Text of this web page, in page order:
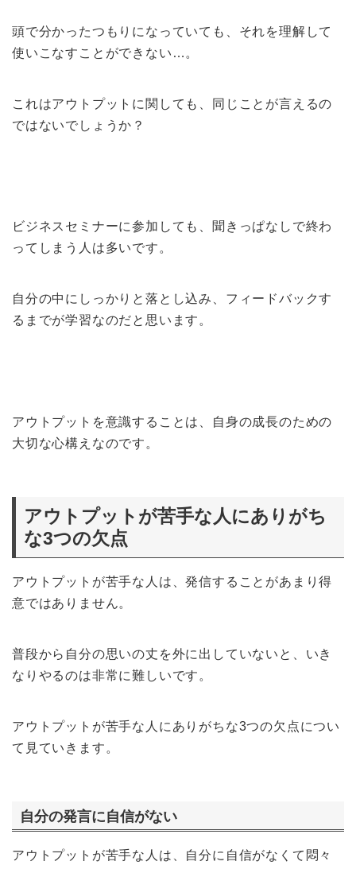
頭で分かったつもりになっていても、それを理解して
使いこなすことができない…。
これはアウトプットに関しても、同じことが言えるの
ではないでしょうか？
ビジネスセミナーに参加しても、聞きっぱなしで終わ
ってしまう人は多いです。
自分の中にしっかりと落とし込み、フィードバックす
るまでが学習なのだと思います。
アウトプットを意識することは、自身の成長のための
大切な心構えなのです。
アウトプットが苦手な人にありがち
な3つの欠点
アウトプットが苦手な人は、発信することがあまり得
意ではありません。
普段から自分の思いの丈を外に出していないと、いき
なりやるのは非常に難しいです。
アウトプットが苦手な人にありがちな3つの欠点につい
て見ていきます。
自分の発言に自信がない
アウトプットが苦手な人は、自分に自信がなくて悶々